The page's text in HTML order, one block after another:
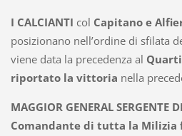
I CALCIANTI col Capitano e
posizionano nell’ordine di sfilata
viene data la precedenza al
riportato la vittoria nella
MAGGIOR GENERAL SERGENTE
Comandante di tutta la Milizia